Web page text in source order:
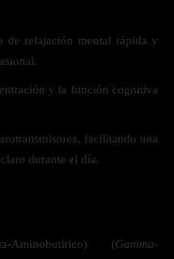
de relajación mental rápida y
y la función cognitiva
facilitando una
durante el día.
Aminobutírico) (Gamma-